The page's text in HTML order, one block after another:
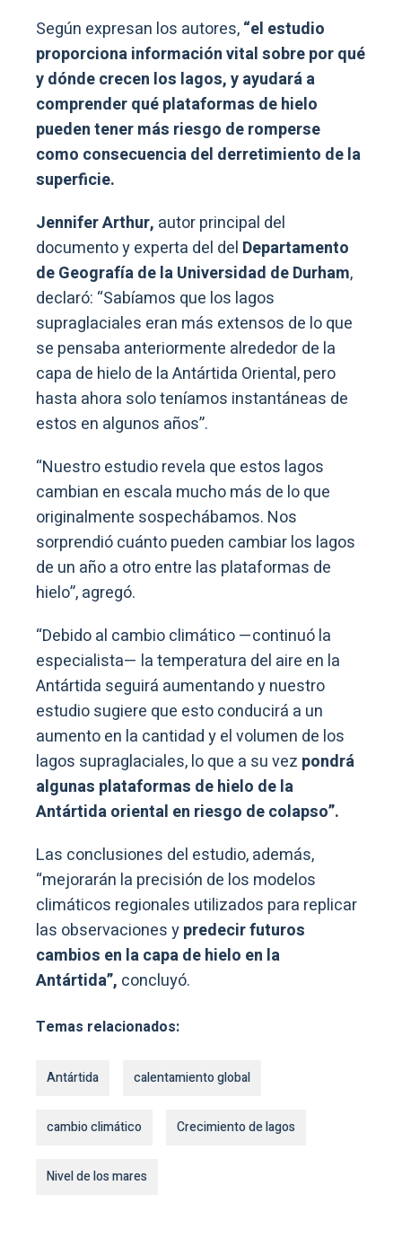
Según expresan los autores,“el estudio
proporciona información vital sobre por qué
y dónde crecen los lagos, y ayudará a
comprender qué plataformas de hielo
pueden tener más riesgo de romperse
como consecuencia del derretimiento de la
superficie.
Jennifer Arthur, autor principal del
documento y experta del del Departamento
de Geografía de la Universidad de Durham,
declaró: “Sabíamos que los lagos
supraglaciales eran más extensos de lo que
se pensaba anteriormente alrededor de la
capa de hielo de la Antártida Oriental, pero
hasta ahora solo teníamos instantáneas de
estos en algunos años”.
“Nuestro estudio revela que estos lagos
cambian en escala mucho más de lo que
originalmente sospechábamos. Nos
sorprendió cuánto pueden cambiar los lagos
de un año a otro entre las plataformas de
hielo”, agregó.
“Debido al cambio climático —continuó la
especialista— la temperatura del aire en la
Antártida seguirá aumentando y nuestro
estudio sugiere que esto conducirá a un
aumento en la cantidad y el volumen de los
lagos supraglaciales, lo que a su vez pondrá
algunas plataformas de hielo de la
Antártida oriental en riesgo de colapso”.
Las conclusiones del estudio, además,
“mejorarán la precisión de los modelos
climáticos regionales utilizados para replicar
las observaciones ypredecir futuros
cambios en la capa de hielo en la
Antártida”, concluyó.
Temas relacionados:
Antártida calentamiento global
cambio climático Crecimiento de lagos
Nivel de los mares